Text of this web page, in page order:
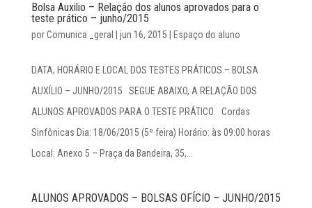
Bolsa Auxilio – Relação dos alunos aprovados para o
teste prático – junho/2015
porComunica _geral jun 16, 2015 Espaço do aluno
DATA, HORÁRIO E LOCAL DOS TESTES PRÁTICOS – BOLSA
AUXÍLIO – JUNHO/2015 SEGUE ABAIXO, A RELAÇÃO DOS
ALUNOS APROVADOS PARA O TESTE PRÁTICO. Cordas
Sinfônicas Dia: 18/06/2015 (5º feira) Horário: às 09:00 horas
Local: Anexo 5 – Praça da Bandeira, 35,...
ALUNOS APROVADOS – BOLSAS OFÍCIO – JUNHO/2015